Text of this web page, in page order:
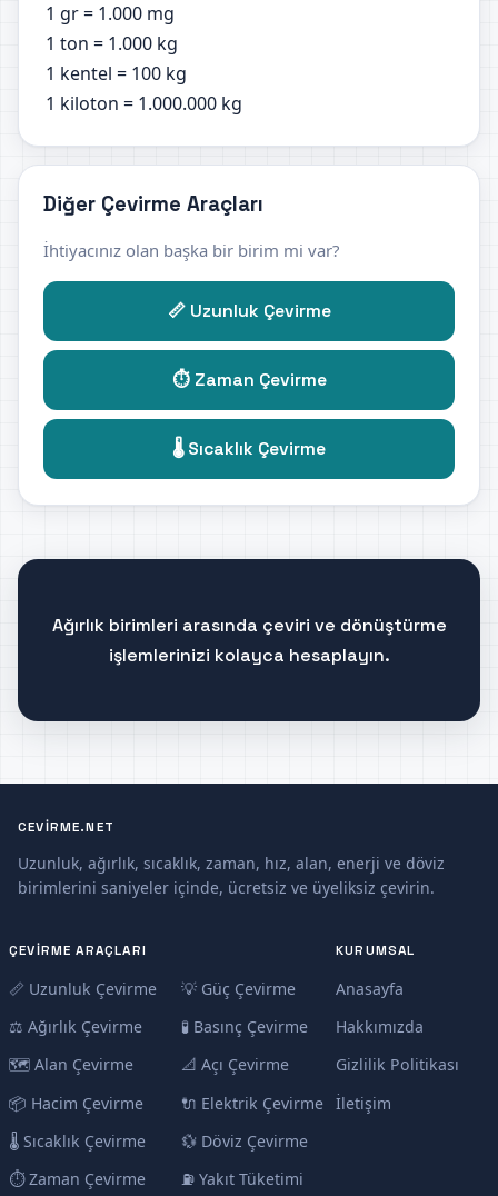
1 gr = 1.000 mg
1 ton = 1.000 kg
1 kentel = 100 kg
1 kiloton = 1.000.000 kg
Diğer Çevirme Araçları
İhtiyacınız olan başka bir birim mi var?
📏 Uzunluk Çevirme
⏱️ Zaman Çevirme
🌡️ Sıcaklık Çevirme
Ağırlık birimleri arasında çeviri ve dönüştürme
işlemlerinizi kolayca hesaplayın.
CEVIRME.NET
Uzunluk, ağırlık, sıcaklık, zaman, hız, alan, enerji ve döviz
birimlerini saniyeler içinde, ücretsiz ve üyeliksiz çevirin.
ÇEVIRME ARAÇLARI
📏 Uzunluk Çevirme
⚖️ Ağırlık Çevirme
🗺️ Alan Çevirme
📦 Hacim Çevirme
🌡️ Sıcaklık Çevirme
⏱️ Zaman Çevirme
💡 Güç Çevirme
🧪 Basınç Çevirme
📐 Açı Çevirme
🔌 Elektrik Çevirme
💱 Döviz Çevirme
⛽ Yakıt Tüketimi
KURUMSAL
Anasayfa
Hakkımızda
Gizlilik Politikası
İletişim